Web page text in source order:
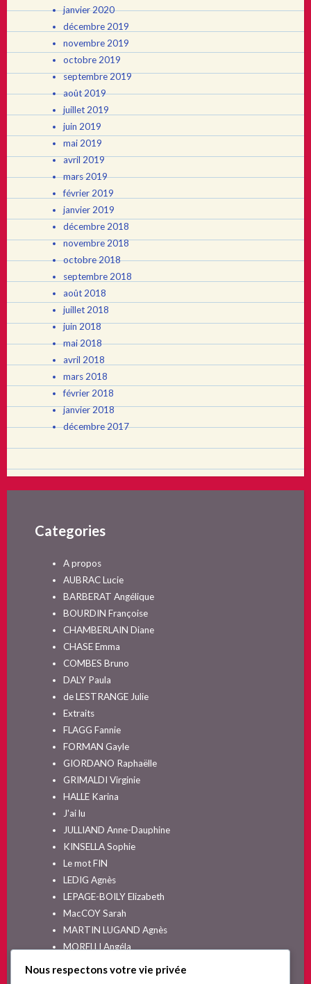
janvier 2020
décembre 2019
novembre 2019
octobre 2019
septembre 2019
août 2019
juillet 2019
juin 2019
mai 2019
avril 2019
mars 2019
février 2019
janvier 2019
décembre 2018
novembre 2018
octobre 2018
septembre 2018
août 2018
juillet 2018
juin 2018
mai 2018
avril 2018
mars 2018
février 2018
janvier 2018
décembre 2017
Categories
A propos
AUBRAC Lucie
BARBERAT Angélique
BOURDIN Françoise
CHAMBERLAIN Diane
CHASE Emma
COMBES Bruno
DALY Paula
de LESTRANGE Julie
Extraits
FLAGG Fannie
FORMAN Gayle
GIORDANO Raphaëlle
GRIMALDI Virginie
HALLE Karina
J'ai lu
JULLIAND Anne-Dauphine
KINSELLA Sophie
Le mot FIN
LEDIG Agnès
LEPAGE-BOILY Elizabeth
MacCOY Sarah
MARTIN LUGAND Agnès
MORELLI Angéla
MOYES Jojo
Nous respectons votre vie privée